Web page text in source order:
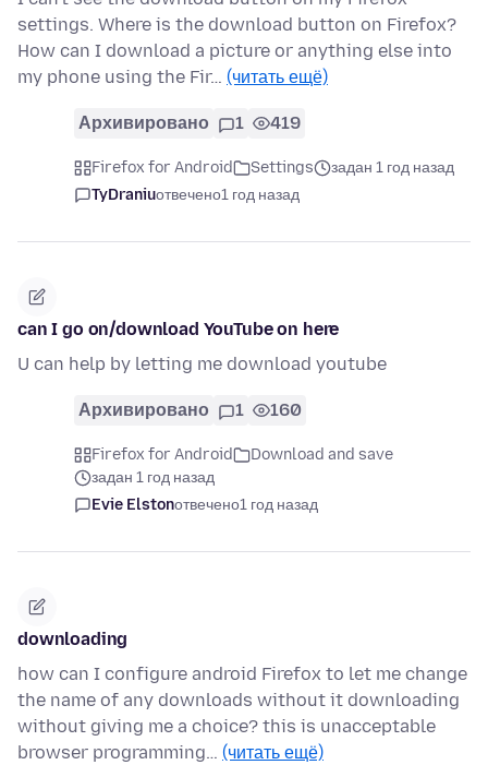
settings. Where is the download button on Firefox?
How can I download a picture or anything else into
my phone using the Fir… (читать ещё)
Архивировано 1 419
Firefox for Android Settings
задан 1 год назад
TyDraniuотвечено1 год назад
can I go on/download YouTube on here
U can help by letting me download youtube
Архивировано 1 160
Firefox for Android
Download and save
задан 1 год назад
Evie Elstonотвечено1 год назад
downloading
how can I configure android Firefox to let me change
the name of any downloads without it downloading
without giving me a choice? this is unacceptable
browser programming… (читать ещё)